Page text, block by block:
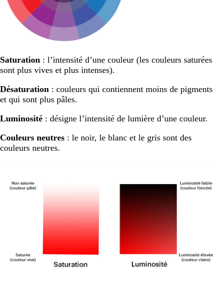
Saturation : l’intensité d’une couleur (les couleurs saturées
sont plus vives et plus intenses).
Désaturation : couleurs qui contiennent moins de pigments
et qui sont plus pâles.
Luminosité : désigne l’intensité de lumière d’une couleur.
Couleurs neutres : le noir, le blanc et le gris sont des
couleurs neutres.